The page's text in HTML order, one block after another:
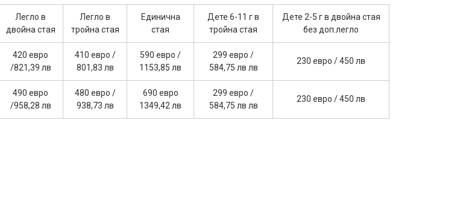
Легло в
двойна стая
Легло в
тройна стая
Единична
стая
Дете 6-11 г в
тройна стая
Дете 2-5 г в двoйна стая
без доп.легло
420 евро
/821,39 лв
410 евро /
801,83 лв
590 евро /
1153,85 лв
299 евро /
584,75 лв лв
230 евро / 450 лв
490 евро
/958,28 лв
480 евро /
938,73 лв
690 евро
1349,42 лв
299 евро /
584,75 лв лв
230 евро / 450 лв